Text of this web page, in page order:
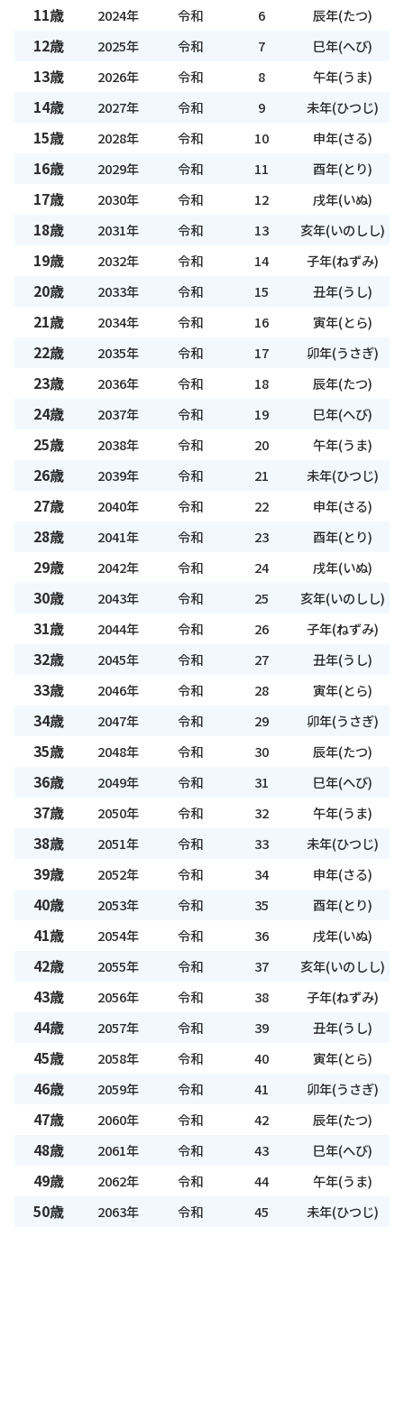
11歳 2024年 令和 6 辰年(たつ)
12歳 2025年 令和 7 巳年(へび)
13歳 2026年 令和 8 午年(うま)
14歳 2027年 令和 9 未年(ひつじ)
15歳 2028年 令和 10 申年(さる)
16歳 2029年 令和 11 酉年(とり)
17歳 2030年 令和 12 戌年(いぬ)
18歳 2031年 令和 13 亥年(いのしし)
19歳 2032年 令和 14 子年(ねずみ)
20歳 2033年 令和 15 丑年(うし)
21歳 2034年 令和 16 寅年(とら)
22歳 2035年 令和 17 卯年(うさぎ)
23歳 2036年 令和 18 辰年(たつ)
24歳 2037年 令和 19 巳年(へび)
25歳 2038年 令和 20 午年(うま)
26歳 2039年 令和 21 未年(ひつじ)
27歳 2040年 令和 22 申年(さる)
28歳 2041年 令和 23 酉年(とり)
29歳 2042年 令和 24 戌年(いぬ)
30歳 2043年 令和 25 亥年(いのしし)
31歳 2044年 令和 26 子年(ねずみ)
32歳 2045年 令和 27 丑年(うし)
33歳 2046年 令和 28 寅年(とら)
34歳 2047年 令和 29 卯年(うさぎ)
35歳 2048年 令和 30 辰年(たつ)
36歳 2049年 令和 31 巳年(へび)
37歳 2050年 令和 32 午年(うま)
38歳 2051年 令和 33 未年(ひつじ)
39歳 2052年 令和 34 申年(さる)
40歳 2053年 令和 35 酉年(とり)
41歳 2054年 令和 36 戌年(いぬ)
42歳 2055年 令和 37 亥年(いのしし)
43歳 2056年 令和 38 子年(ねずみ)
44歳 2057年 令和 39 丑年(うし)
45歳 2058年 令和 40 寅年(とら)
46歳 2059年 令和 41 卯年(うさぎ)
47歳 2060年 令和 42 辰年(たつ)
48歳 2061年 令和 43 巳年(へび)
49歳 2062年 令和 44 午年(うま)
50歳 2063年 令和 45 未年(ひつじ)